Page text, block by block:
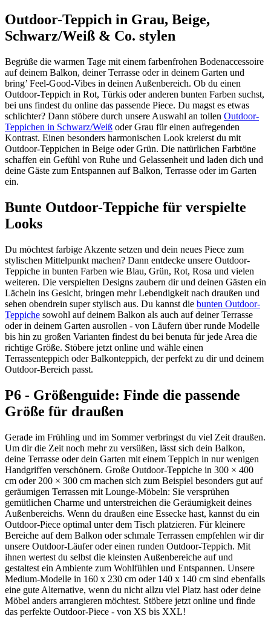
Outdoor-Teppich in Grau, Beige,
Schwarz/Weiß & Co. stylen
Begrüße die warmen Tage mit einem farbenfrohen Bodenaccessoire
auf deinem Balkon, deiner Terrasse oder in deinem Garten und
bring’ Feel-Good-Vibes in deinen Außenbereich. Ob du einen
Outdoor-Teppich in Rot, Türkis oder anderen bunten Farben suchst,
bei uns findest du online das passende Piece. Du magst es etwas
schlichter? Dann stöbere durch unsere Auswahl an tollen Outdoor-
Teppichen in Schwarz/Weiß oder Grau für einen aufregenden
Kontrast. Einen besonders harmonischen Look kreierst du mit
Outdoor-Teppichen in Beige oder Grün. Die natürlichen Farbtöne
schaffen ein Gefühl von Ruhe und Gelassenheit und laden dich und
deine Gäste zum Entspannen auf Balkon, Terrasse oder im Garten
ein.
Bunte Outdoor-Teppiche für verspielte
Looks
Du möchtest farbige Akzente setzen und dein neues Piece zum
stylischen Mittelpunkt machen? Dann entdecke unsere Outdoor-
Teppiche in bunten Farben wie Blau, Grün, Rot, Rosa und vielen
weiteren. Die verspielten Designs zaubern dir und deinen Gästen ein
Lächeln ins Gesicht, bringen mehr Lebendigkeit nach draußen und
sehen obendrein super stylisch aus. Du kannst die bunten Outdoor-
Teppiche sowohl auf deinem Balkon als auch auf deiner Terrasse
oder in deinem Garten ausrollen - von Läufern über runde Modelle
bis hin zu großen Varianten findest du bei benuta für jede Area die
richtige Größe. Stöbere jetzt online und wähle einen
Terrassenteppich oder Balkonteppich, der perfekt zu dir und deinem
Outdoor-Bereich passt.
P6 - Größenguide: Finde die passende
Größe für draußen
Gerade im Frühling und im Sommer verbringst du viel Zeit draußen.
Um dir die Zeit noch mehr zu versüßen, lässt sich dein Balkon,
deine Terrasse oder dein Garten mit einem Teppich in nur wenigen
Handgriffen verschönern. Große Outdoor-Teppiche in 300 × 400
cm oder 200 × 300 cm machen sich zum Beispiel besonders gut auf
geräumigen Terrassen mit Lounge-Möbeln: Sie versprühen
gemütlichen Charme und unterstreichen die Geräumigkeit deines
Außenbereichs. Wenn du draußen eine Essecke hast, kannst du ein
Outdoor-Piece optimal unter dem Tisch platzieren. Für kleinere
Bereiche auf dem Balkon oder schmale Terrassen empfehlen wir dir
unsere Outdoor-Läufer oder einen runden Outdoor-Teppich. Mit
ihnen wertest du selbst die kleinsten Außenbereiche auf und
gestaltest ein Ambiente zum Wohlfühlen und Entspannen. Unsere
Medium-Modelle in 160 x 230 cm oder 140 x 140 cm sind ebenfalls
eine gute Alternative, wenn du nicht allzu viel Platz hast oder deine
Möbel anders arrangieren möchtest. Stöbere jetzt online und finde
das perfekte Outdoor-Piece - von XS bis XXL!